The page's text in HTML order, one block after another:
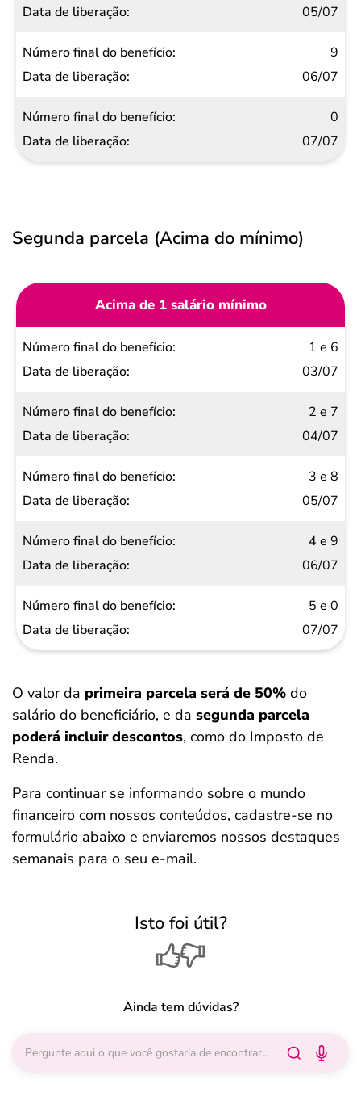
05/07
9
06/07
0
07/07
Segunda parcela (Acima do mínimo)
Acima de 1 salário mínimo
Número
final do
Data de
liberação
1 e 6
03/07
2 e 7
04/07
3 e 8
05/07
4 e 9
06/07
5 e 0
07/07
O valor da primeira parcela será de 50% do
salário do beneficiário, e da segunda parcela
poderá incluir descontos, como do Imposto de
Renda.
Para continuar se informando sobre o mundo
financeiro com nossos conteúdos, cadastre-se no
formulário abaixo e enviaremos nossos destaques
semanais para o seu e-mail.
Isto foi útil?
Ainda tem dúvidas?